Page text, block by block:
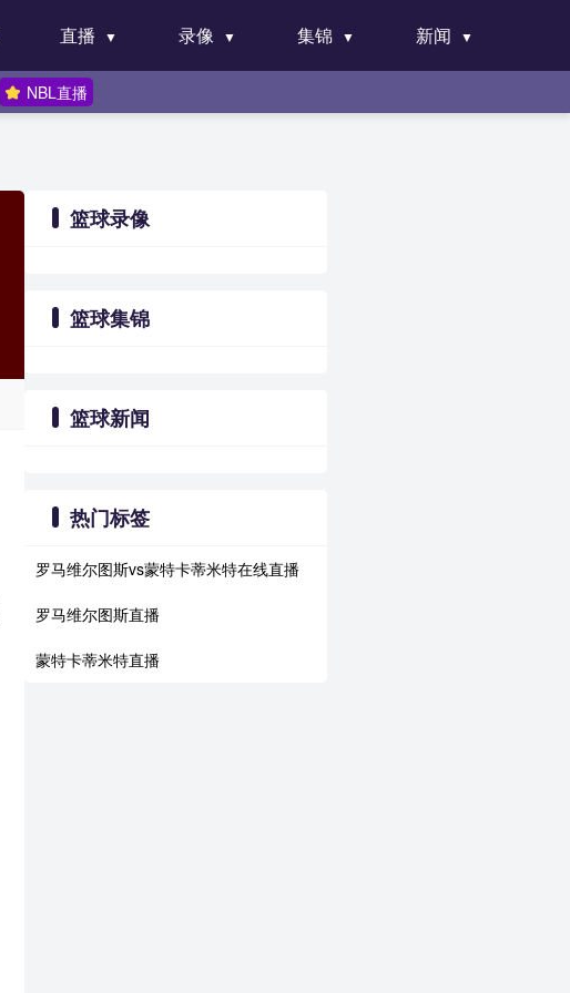
直播 录像 集锦 新闻
NBL直播
篮球录像
篮球集锦
篮球新闻
热门标签
罗马维尔图斯vs蒙特卡蒂米特在线直播
罗马维尔图斯直播
蒙特卡蒂米特直播